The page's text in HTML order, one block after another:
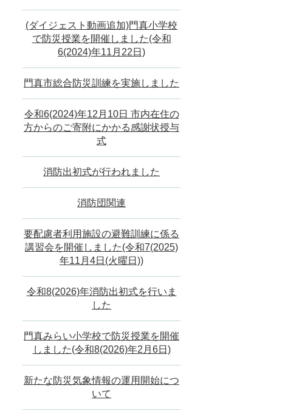
(ダイジェスト動画追加)門真小学校
で防災授業を開催しました(令和
6(2024)年11月22日)
門真市総合防災訓練を実施しました
令和6(2024)年12月10日 市内在住の
方からのご寄附にかかる感謝状授与
式
消防出初式が行われました
消防団関連
要配慮者利用施設の避難訓練に係る
講習会を開催しました(令和7(2025)
年11月4日(火曜日))
令和8(2026)年消防出初式を行いま
した
門真みらい小学校で防災授業を開催
しました(令和8(2026)年2月6日)
新たな防災気象情報の運用開始につ
いて